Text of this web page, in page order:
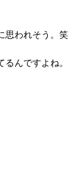
思われそう。笑
んですよね。